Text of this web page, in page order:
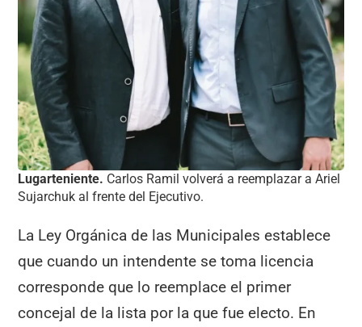
Lugarteniente. Carlos Ramil volverá a reemplazar a Ariel
Sujarchuk al frente del Ejecutivo.
La Ley Orgánica de las Municipales establece
que cuando un intendente se toma licencia
corresponde que lo reemplace el primer
concejal de la lista por la que fue electo. En